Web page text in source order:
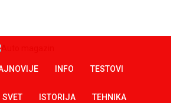
INFO TESTOVI
SVET ISTORIJA TEHNIKA